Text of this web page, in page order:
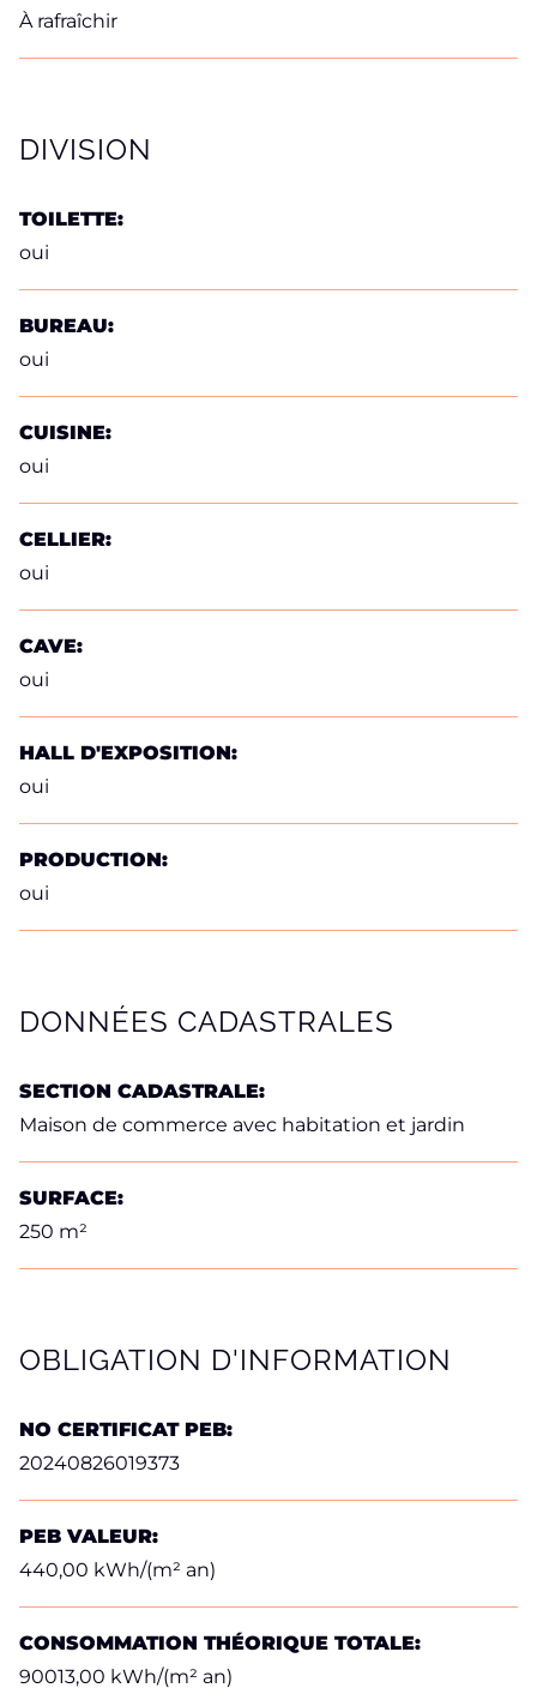
À rafraîchir
DIVISION
TOILETTE:
oui
BUREAU:
oui
CUISINE:
oui
CELLIER:
oui
CAVE:
oui
HALL D'EXPOSITION:
oui
PRODUCTION:
oui
DONNÉES CADASTRALES
SECTION CADASTRALE:
Maison de commerce avec habitation et jardin
SURFACE:
250 m²
OBLIGATION D'INFORMATION
NO CERTIFICAT PEB:
20240826019373
PEB VALEUR:
440,00 kWh/(m² an)
CONSOMMATION THÉORIQUE TOTALE:
90013,00 kWh/(m² an)